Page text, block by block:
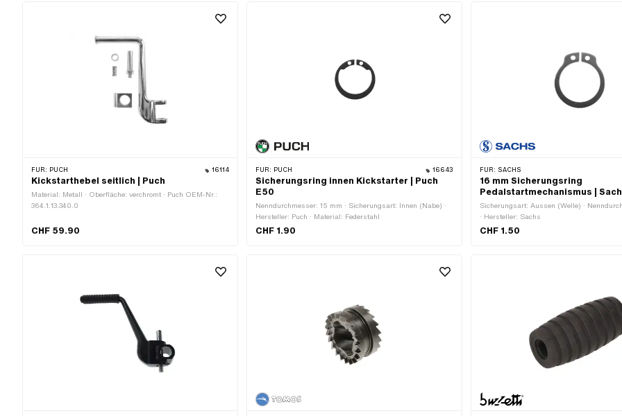
FÜR: PUCH 16114
Kickstarthebel seitlich | Puch
Material: Metall · Oberfläche: verchromt · Puch OEM-Nr.:
364.1.13.340.0
CHF 59.90
FÜR: PUCH 16643
Sicherungsring innen Kickstarter | Puch
E50
Nenndurchmesser: 15 mm · Sicherungsart: Innen (Nabe) ·
Hersteller: Puch · Material: Federstahl
CHF 1.90
FÜR: SACHS
16 mm Sicherungsring
Pedalstartmechanismus |
Sicherungsart: Aussen (Welle) ·
· Hersteller: Sachs
CHF 1.50